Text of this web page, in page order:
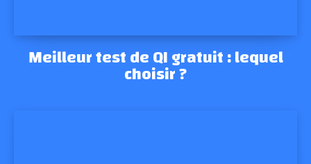
Meilleur test de QI gratuit : lequel
choisir ?